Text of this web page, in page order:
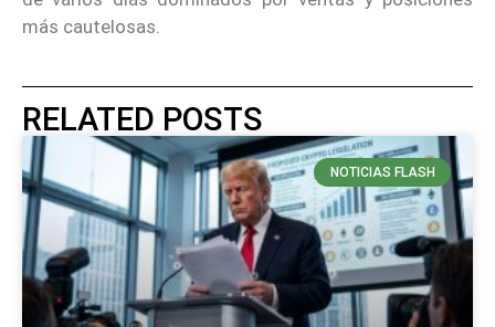
más cautelosas.
RELATED POSTS
NOTICIAS FLASH